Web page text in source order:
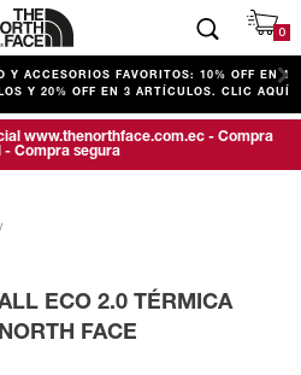
0
Y ACCESORIOS FAVORITOS: 10% OFF EN 1
Y 20% OFF EN 3 ARTÍCULOS. CLIC AQUÍ
www.thenorthface.com.ec - Compra
- Compra segura
ECO 2.0 TÉRMICA
FACE